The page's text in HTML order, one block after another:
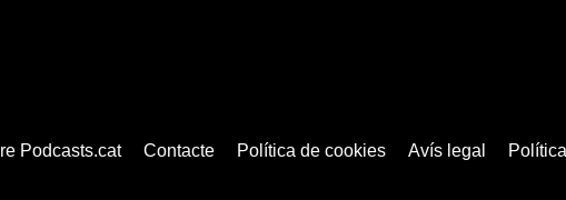
Podcasts.cat Contacte Política de cookies Avís legal